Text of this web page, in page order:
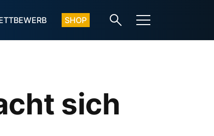
SHOP
sich